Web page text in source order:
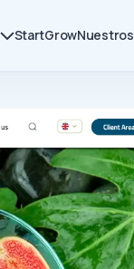
StartGrow